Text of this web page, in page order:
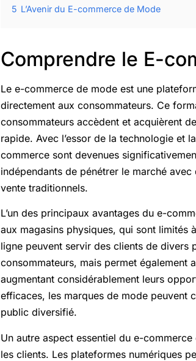
5 L’Avenir du E-commerce de Mode
Comprendre le E-
Le e-commerce de mode est une
directement aux consommateurs. Ce
consommateurs accèdent et acquièrent
rapide. Avec l’essor de la technologie et
commerce sont devenues
indépendants de pénétrer le marché
vente traditionnels.
L’un des principaux avantages du e-
aux magasins physiques, qui sont limités
ligne peuvent servir des clients de divers
consommateurs, mais permet également
augmentant considérablement leurs
efficaces, les marques de mode peuvent
public diversifié.
Un autre aspect essentiel du e-
les clients. Les plateformes numériques